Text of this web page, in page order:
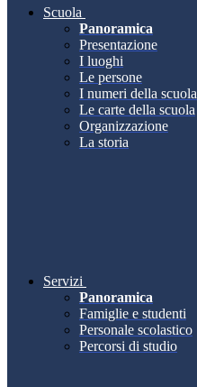
Scuola
Panoramica
Presentazione
I luoghi
Le persone
I numeri della scuola
Le carte della scuola
Organizzazione
La storia
Servizi
Panoramica
Famiglie e studenti
Personale scolastico
Percorsi di studio